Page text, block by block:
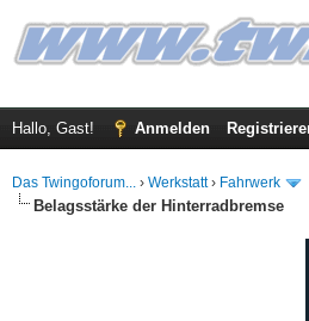
Hallo, Gast! Anmelden
Das Twingoforum... › Werkstatt› Fahrwerk
Belagsstärke der Hinterradbremse